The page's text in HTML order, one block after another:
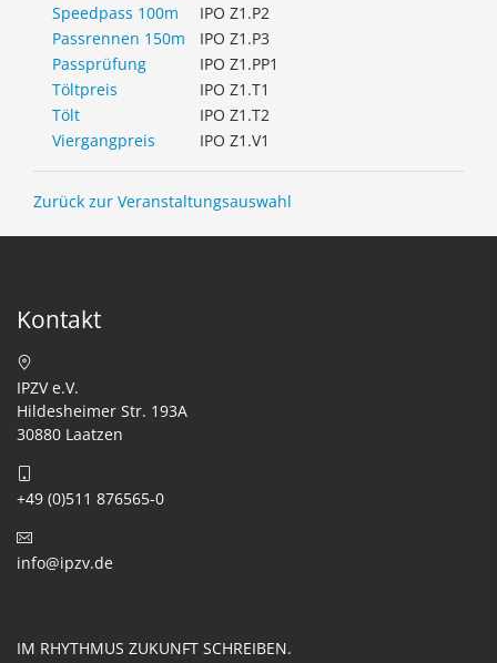
Speedpass 100m
IPO Z1.P2
Passrennen 150m
IPO Z1.P3
Passprüfung
IPO Z1.PP1
Töltpreis
IPO Z1.T1
Tölt
IPO Z1.T2
Viergangpreis
IPO Z1.V1
Zurück zur Veranstaltungsauswahl
Kontakt
IPZV e.V.
Hildesheimer Str. 193A
30880 Laatzen
+49 (0)511 876565-0
info@ipzv.de
IM RHYTHMUS ZUKUNFT SCHREIBEN.